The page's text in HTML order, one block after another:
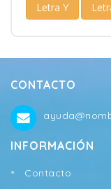
Letra Y
CONTACTO
INFORMACIÓN
Contacto